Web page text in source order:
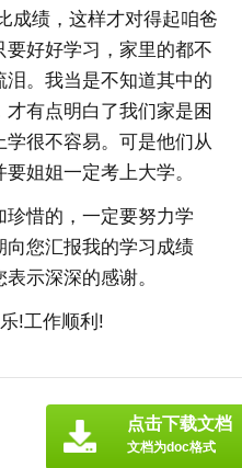
成绩，这样才对得起咱爸
好好学习，家里的都不
。我当是不知道其中的
有点明白了我们家是困
很不容易。可是他们从
姐姐一定考上大学。
惜的，一定要努力学
向您汇报我的学习成绩
示深深的感谢。
!工作顺利!
点击下载文档
文档为doc格式